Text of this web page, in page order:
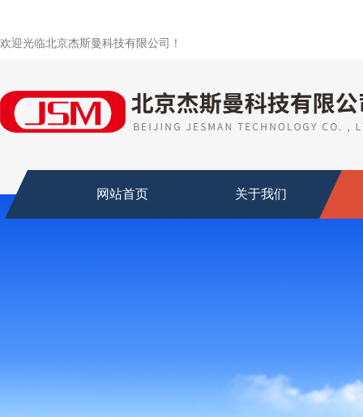
欢迎光临北京杰斯曼科技有限公司！
网站首页 关于我们